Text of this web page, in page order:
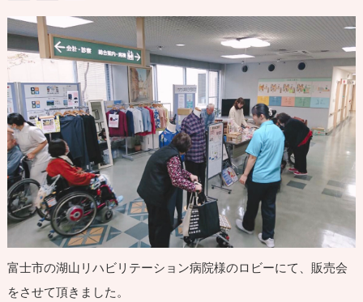
富士市の湖山リハビリテーション病院様のロビーにて、販売会
をさせて頂きました。